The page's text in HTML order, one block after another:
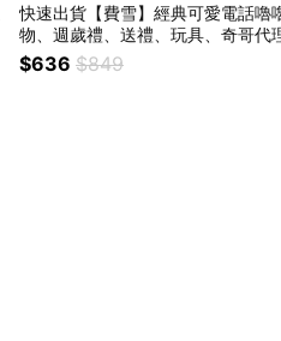
快速出貨【費雪】經典可愛電話嚕
物、週歲禮、送禮、玩具、奇哥代
祥、新年快樂
$636 $849